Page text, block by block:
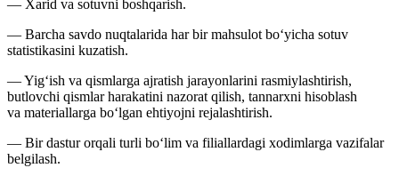
— Xarid va sotuvni boshqarish.
— Barcha savdo nuqtalarida har bir mahsulot bo‘yicha sotuv
statistikasini kuzatish.
— Yig‘ish va qismlarga ajratish jarayonlarini rasmiylashtirish,
butlovchi qismlar harakatini nazorat qilish, tannarxni hisoblash
va materiallarga bo‘lgan ehtiyojni rejalashtirish.
— Bir dastur orqali turli bo‘lim va filiallardagi xodimlarga vazifalar
belgilash.